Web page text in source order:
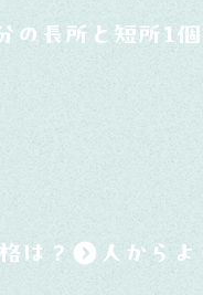
は？